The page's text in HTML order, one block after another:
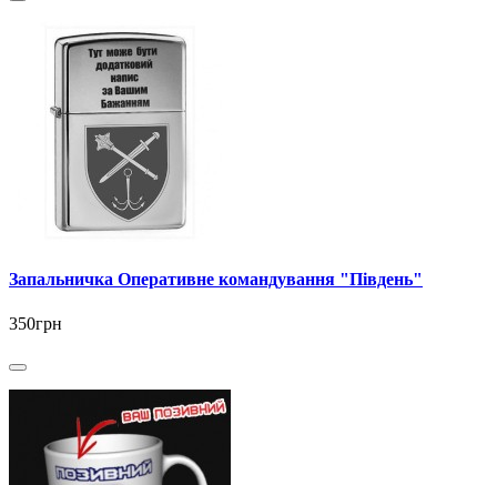
Запальничка Оперативне командування "Південь"
350грн